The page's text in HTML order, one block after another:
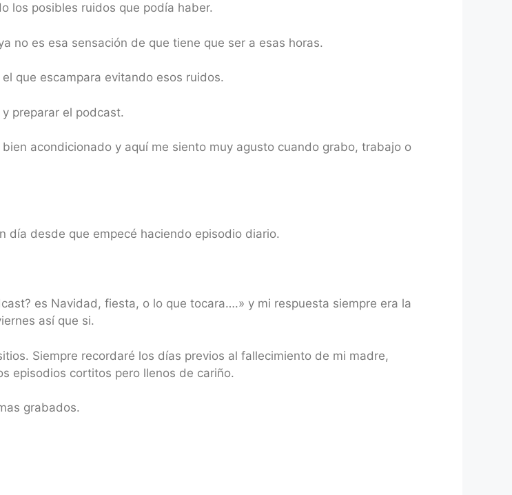
los posibles ruidos que podía haber.
no es esa sensación de que tiene que ser a esas horas.
que escampara evitando esos ruidos.
preparar el podcast.
acondicionado y aquí me siento muy agusto cuando grabo, trabajo o
día desde que empecé haciendo episodio diario.
es Navidad, fiesta, o lo que tocara….» y mi respuesta siempre era la
así que si.
Siempre recordaré los días previos al fallecimiento de mi madre,
episodios cortitos pero llenos de cariño.
grabados.